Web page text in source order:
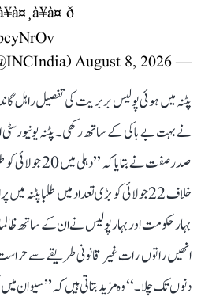
ð
— Congress (@INCIndia)
August 8, 2026
پٹنہ میں ہوئی پولیس بربریت کی تفصیل راہل
نے بہت بے باکی کے ساتھ رکھی۔ پٹنہ
صدر صفت نے
خلاف 22 جولائی کو بڑی تعداد میں طلبا
بہار حکومت اور بہار پولیس نے ان کے ساتھ ظالمانہ
انھیں راتوں رات غیر قانونی طریقے سے
دنوں تک چلا۔‘‘ وہ مزید بتاتی ہیں کہ ’’سیوان